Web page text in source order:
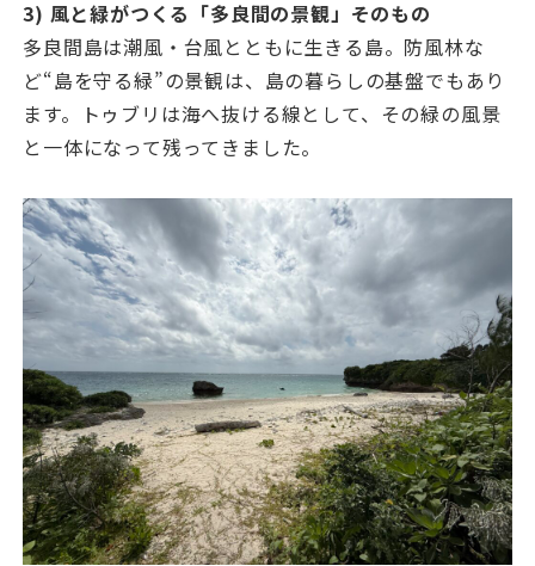
3) 風と緑がつくる「多良間の景観」そのもの
多良間島は潮風・台風とともに生きる島。防風林な
ど“島を守る緑”の景観は、島の暮らしの基盤でもあり
ます。トゥブリは海へ抜ける線として、その緑の風景
と一体になって残ってきました。